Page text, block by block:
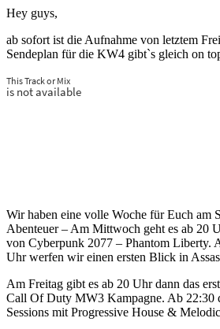
Hey guys,
ab sofort ist die Aufnahme von letztem
Sendeplan für die KW4 gibt`s gleich on
Wir haben eine volle Woche für Euch am
Abenteuer – Am Mittwoch geht es ab 20
von Cyberpunk 2077 – Phantom Liberty.
Uhr werfen wir einen ersten Blick in
Am Freitag gibt es ab 20 Uhr dann das
Call Of Duty MW3 Kampagne. Ab 22:30
Sessions mit Progressive House &